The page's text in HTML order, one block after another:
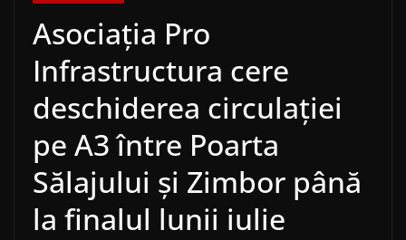
Asociația Pro
Infrastructura cere
deschiderea circulației
pe A3 între Poarta
Sălajului și Zimbor până
la finalul lunii iulie